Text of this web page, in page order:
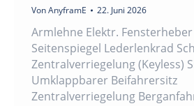
VonAnyframE 22. Juni 2026
Armlehne Elektr.
Seitenspiegel Lederlenkrad
Zentralverriegelung (Keyless)
Umklappbarer Beifahrersitz
Zentralverriegelung